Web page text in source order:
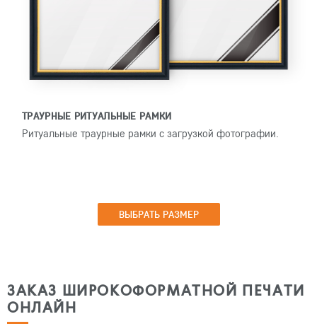
ТРАУРНЫЕ РИТУАЛЬНЫЕ РАМКИ
Ритуальные траурные рамки с загрузкой фотографии.
ВЫБРАТЬ РАЗМЕР
ЗАКАЗ ШИРОКОФОРМАТНОЙ ПЕЧАТИ
ОНЛАЙН